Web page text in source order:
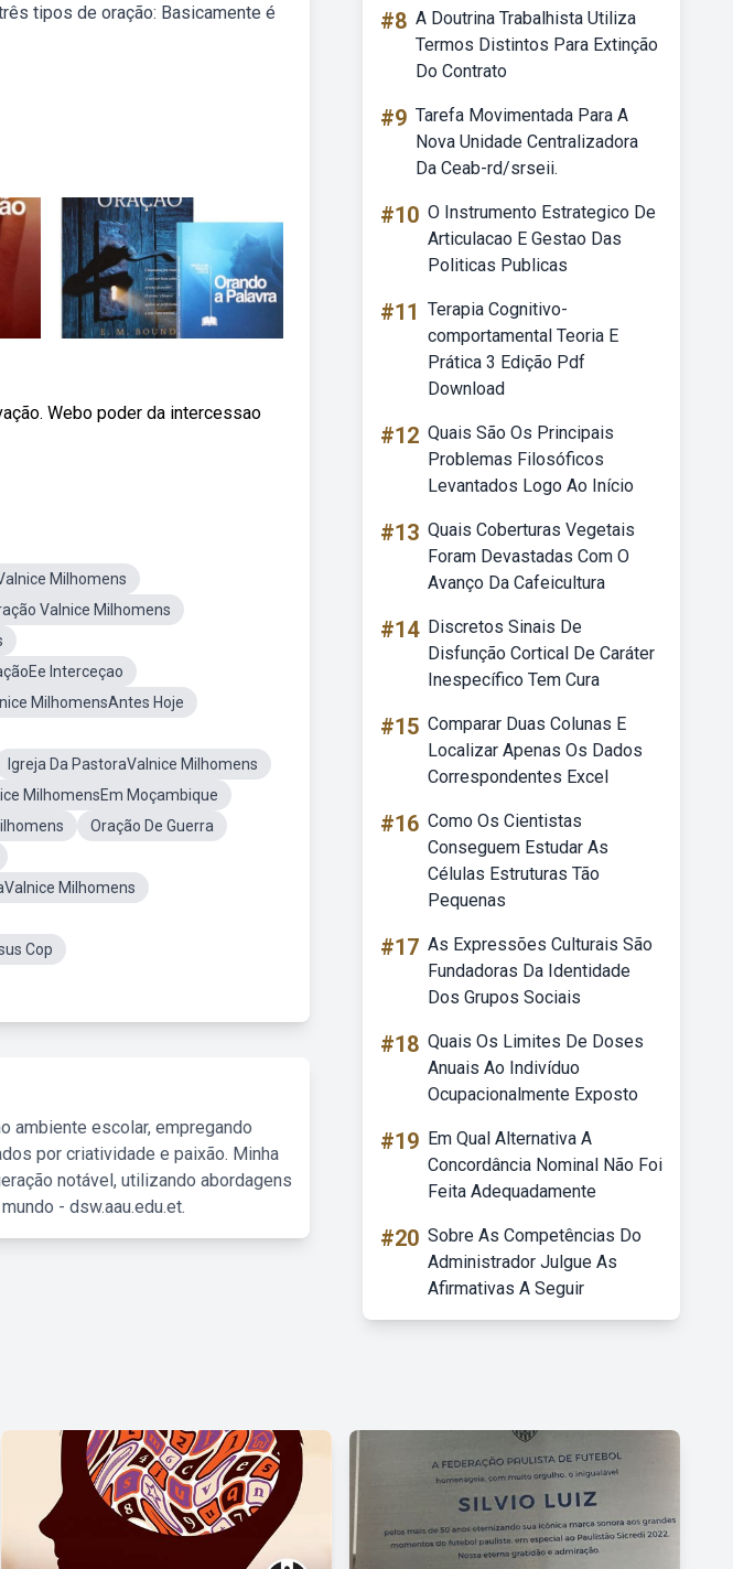
tipos de oração: Basicamente é
Webo poder da intercessao
Milhomens
Valnice Milhomens
Interceçao
MilhomensAntes Hoje
Igreja Da PastoraValnice Milhomens
MilhomensEm Moçambique
Oração De Guerra
Milhomens
Cop
ambiente escolar, empregando
por criatividade e paixão. Minha
notável, utilizando abordagens
- dsw.aau.edu.et.
#8 A Doutrina Trabalhista Utiliza
Termos Distintos Para Extinção
Do Contrato
#9 Tarefa Movimentada Para A
Nova Unidade Centralizadora
Da Ceab-rd/srseii.
#10 O Instrumento Estrategico De
Articulacao E Gestao Das
Politicas Publicas
#11 Terapia Cognitivo-
comportamental Teoria E
Prática 3 Edição Pdf
Download
#12 Quais São Os Principais
Problemas Filosóficos
Levantados Logo Ao Início
#13 Quais Coberturas Vegetais
Foram Devastadas Com O
Avanço Da Cafeicultura
#14 Discretos Sinais De
Disfunção Cortical De Caráter
Inespecífico Tem Cura
#15 Comparar Duas Colunas E
Localizar Apenas Os Dados
Correspondentes Excel
#16 Como Os Cientistas
Conseguem Estudar As
Células Estruturas Tão
Pequenas
#17 As Expressões Culturais São
Fundadoras Da Identidade
Dos Grupos Sociais
#18 Quais Os Limites De Doses
Anuais Ao Indivíduo
Ocupacionalmente Exposto
#19 Em Qual Alternativa A
Concordância Nominal Não Foi
Feita Adequadamente
#20 Sobre As Competências Do
Administrador Julgue As
Afirmativas A Seguir